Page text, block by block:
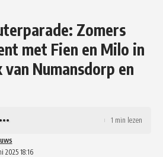
Zomers
met Fien en Milo in
Numansdorp en
2025 18:16
1 min lezen